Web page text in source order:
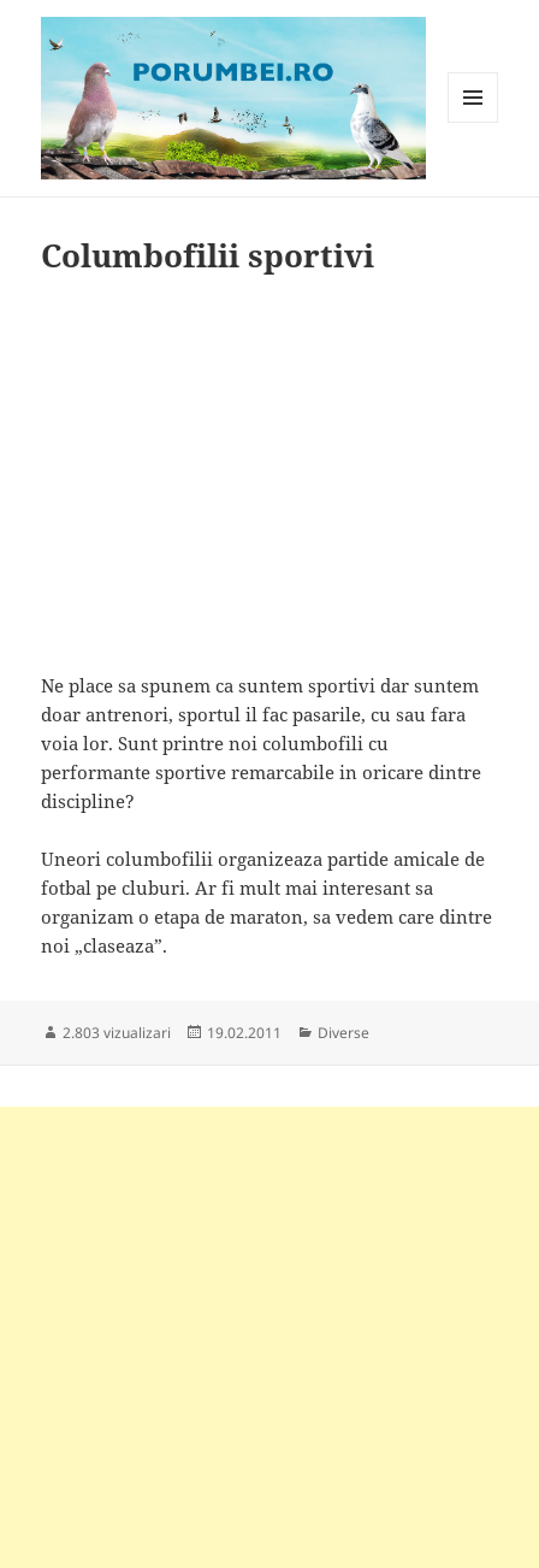
Columbofilii sportivi
Ne place sa spunem ca suntem sportivi dar suntem
doar antrenori, sportul il fac pasarile, cu sau fara
voia lor. Sunt printre noi columbofili cu
performante sportive remarcabile in oricare dintre
discipline?
Uneori columbofilii organizeaza partide amicale de
fotbal pe cluburi. Ar fi mult mai interesant sa
organizam o etapa de maraton, sa vedem care dintre
noi „claseaza”.
2.803 vizualizari
Publicat
19.02.2011 Categorii
Diverse